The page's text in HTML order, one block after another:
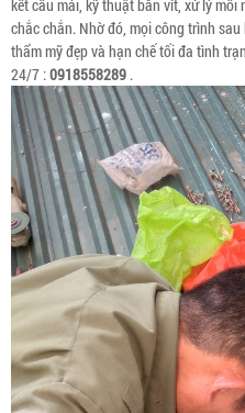
kết cấu mái, kỹ thuật bắn vít, xử lý
chắc chắn. Nhờ đó, mọi công trình
thẩm mỹ đẹp và hạn chế tối đa tình
24/7 :0918558289 .